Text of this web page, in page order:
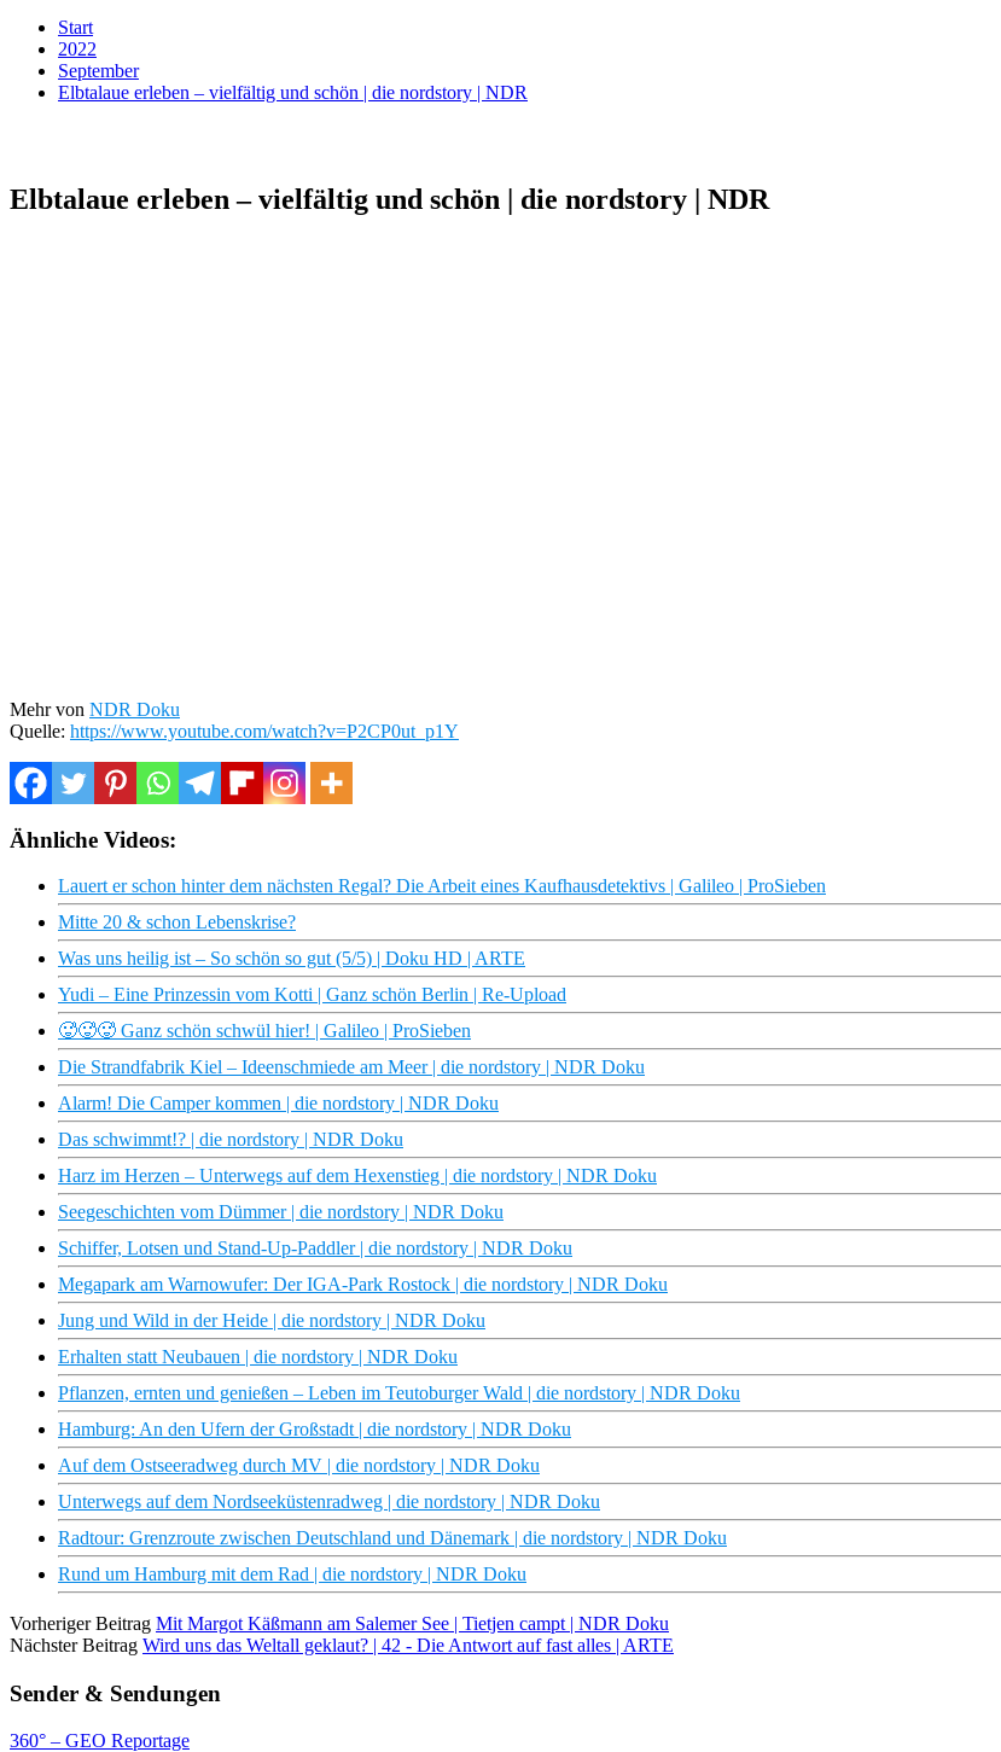
Start
2022
September
Elbtalaue erleben – vielfältig und schön | die nordstory | NDR
Elbtalaue erleben – vielfältig und schön | die nordstory | NDR
Mehr von NDR Doku
Quelle: https://www.youtube.com/watch?v=P2CP0ut_p1Y
Ähnliche Videos:
Lauert er schon hinter dem nächsten Regal? Die Arbeit eines Kaufhausdetektivs | Galileo | ProSieben
Mitte 20 & schon Lebenskrise?
Was uns heilig ist – So schön so gut (5/5) | Doku HD | ARTE
Yudi – Eine Prinzessin vom Kotti | Ganz schön Berlin | Re-Upload
🥵🥵🥵 Ganz schön schwül hier! | Galileo | ProSieben
Die Strandfabrik Kiel – Ideenschmiede am Meer | die nordstory | NDR Doku
Alarm! Die Camper kommen | die nordstory | NDR Doku
Das schwimmt!? | die nordstory | NDR Doku
Harz im Herzen – Unterwegs auf dem Hexenstieg | die nordstory | NDR Doku
Seegeschichten vom Dümmer | die nordstory | NDR Doku
Schiffer, Lotsen und Stand-Up-Paddler | die nordstory | NDR Doku
Megapark am Warnowufer: Der IGA-Park Rostock | die nordstory | NDR Doku
Jung und Wild in der Heide | die nordstory | NDR Doku
Erhalten statt Neubauen | die nordstory | NDR Doku
Pflanzen, ernten und genießen – Leben im Teutoburger Wald | die nordstory | NDR Doku
Hamburg: An den Ufern der Großstadt | die nordstory | NDR Doku
Auf dem Ostseeradweg durch MV | die nordstory | NDR Doku
Unterwegs auf dem Nordseeküstenradweg | die nordstory | NDR Doku
Radtour: Grenzroute zwischen Deutschland und Dänemark | die nordstory | NDR Doku
Rund um Hamburg mit dem Rad | die nordstory | NDR Doku
Vorheriger Beitrag Mit Margot Käßmann am Salemer See | Tietjen campt | NDR Doku
Nächster Beitrag Wird uns das Weltall geklaut? | 42 - Die Antwort auf fast alles | ARTE
Sender & Sendungen
360° – GEO Reportage